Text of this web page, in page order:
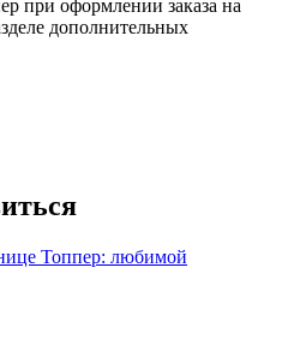
при оформлении заказа на
дополнительных
Топпер: любимой